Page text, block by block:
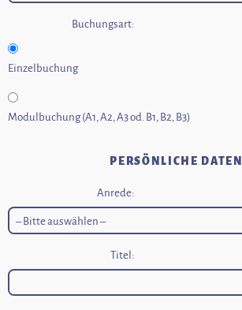
Buchungsart:
Einzelbuchung
Modulbuchung (A1, A2, A3 od. B1, B2, B3)
PERSÖNLICHE DATEN
Anrede:
Titel: